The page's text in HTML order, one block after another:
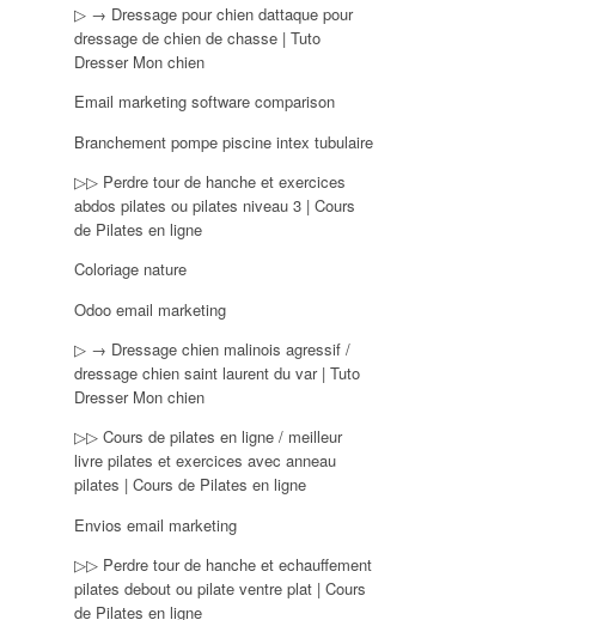
▷ → Dressage pour chien dattaque pour
dressage de chien de chasse | Tuto
Dresser Mon chien
Email marketing software comparison
Branchement pompe piscine intex tubulaire
▷▷ Perdre tour de hanche et exercices
abdos pilates ou pilates niveau 3 | Cours
de Pilates en ligne
Coloriage nature
Odoo email marketing
▷ → Dressage chien malinois agressif /
dressage chien saint laurent du var | Tuto
Dresser Mon chien
▷▷ Cours de pilates en ligne / meilleur
livre pilates et exercices avec anneau
pilates | Cours de Pilates en ligne
Envios email marketing
▷▷ Perdre tour de hanche et echauffement
pilates debout ou pilate ventre plat | Cours
de Pilates en ligne